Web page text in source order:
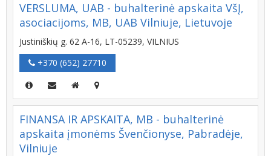
VERSLUMA, UAB - buhalterinė apskaita VšĮ,
asociacijoms, MB, UAB Vilniuje, Lietuvoje
Justiniškių g. 62 A-16, LT-05239, VILNIUS
+370 (652) 27710
FINANSA IR APSKAITA, MB - buhalterinė
apskaita įmonėms Švenčionyse, Pabradėje,
Vilniuje